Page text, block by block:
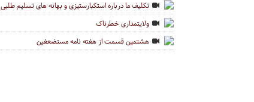
تکلیف ما درباره استکبارستیزی و بهانه های تسلیم طلبی
ولایتمداری خطرناک
هشتمین قسمت از هفته نامه مستضعفین